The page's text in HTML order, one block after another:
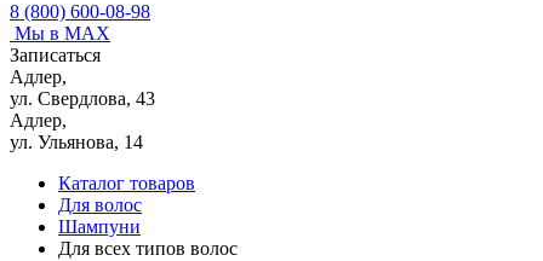
8 (800) 600-08-98
Мы в MAX
Записаться
Адлер,
ул. Свердлова, 43
Адлер,
ул. Ульянова, 14
Каталог товаров
Для волос
Шампуни
Для всех типов волос